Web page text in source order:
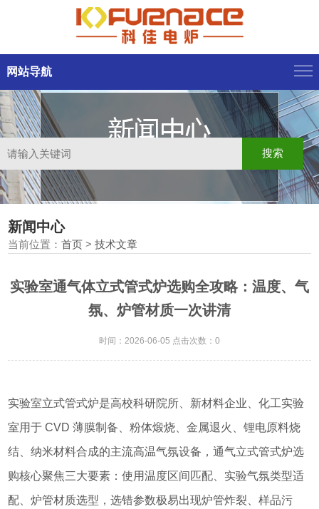
网站导航
新闻中心
当前位置：首页 >技术文章
实验室通气体立式管式炉选购全攻略：温度、气
氛、炉管材质一次讲清
时间：2026-06-05 点击次数：0
实验室立式管式炉是高校科研院所、新材料企业、化工实验
室用于 CVD 薄膜制备、粉体煅烧、金属退火、锂电原料烧
结、纳米材料合成的主流高温气氛设备，通气立式管式炉选
购核心聚焦三大要素：使用温度区间匹配、实验气氛类型适
配、炉管材质选型，选错参数极易出现炉管炸裂、样品污